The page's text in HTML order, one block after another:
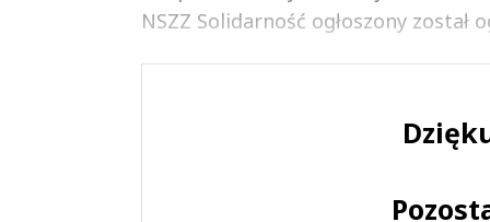
NSZZ Solidarność ogłoszony